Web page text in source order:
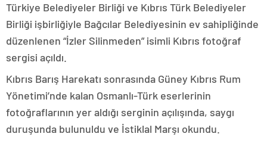
Türkiye Belediyeler Birliği ve Kıbrıs Türk Belediyeler
Birliği işbirliğiyle Bağcılar Belediyesinin ev sahipliğinde
düzenlenen “İzler Silinmeden” isimli Kıbrıs fotoğraf
sergisi açıldı.
Kıbrıs Barış Harekatı sonrasında Güney Kıbrıs Rum
Yönetimi’nde kalan Osmanlı-Türk eserlerinin
fotoğraflarının yer aldığı serginin açılışında, saygı
duruşunda bulunuldu ve İstiklal Marşı okundu.